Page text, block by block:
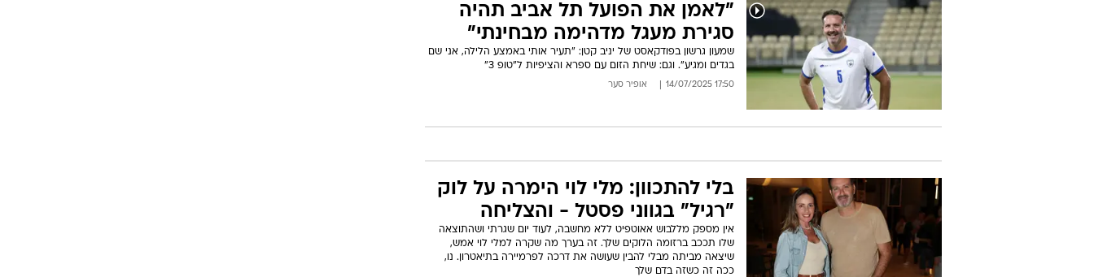
"לאמן את הפועל תל אביב תהיה
סגירת מעגל מדהימה מבחינתי"
שמעון גרשון בפודקאסט של יניב קטן: "תעיר אותי באמצע הלילה, אני שם
בגדים ומגיע". וגם: שיחת הזום עם ספרא והציפיות ל"טופ 3"
17:50 14/07/2025 אופיר סער
בלי להתכוון: מלי לוי הימרה על לוק
"רגיל" בגווני פסטל - והצליחה
אין מספק מללבוש אאוטפיט ללא מחשבה, לעוד יום שגרתי ושהתוצאה
שלו תככב ברזומה הלוקים שלך. זה בערך מה שקרה למלי לוי אמש,
שיצאה מביתה מבלי להבין שעושה את דרכה לפרמיירה בתיאטרון. נו,
ככה זה כשזה בדם שלך